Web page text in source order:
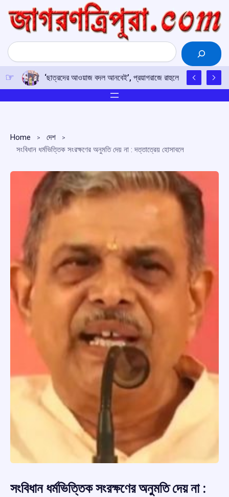
content
Search
‘ছাত্রদের আওয়াজ বদল আনবেই’, প্রয়াগরাজে রাহুলের হুঙ্কার
Home
দেশ
সংবিধান ধর্মভিত্তিক সংরক্ষণের অনুমতি দেয় না : দত্তাত্রেয় হোসাবলে
সংবিধান ধর্মভিত্তিক সংরক্ষণের অনুমতি দেয় না :